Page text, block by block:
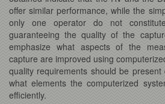
offer similar performance, while the
only one operator do not
guaranteeing the quality of the
emphasize what aspects of the
capture are improved using
quality requirements should be
what elements the computerized
efficiently.